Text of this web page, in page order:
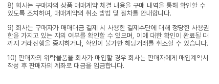
8) 회사는 구매자의 상품 매매계약 체결 내용을 구매 내역을 통해 확인할 수
있도록 조치하며, 매매계약의 취소 방법 및 절차를 안내합니다.
9) 회사는 구매자가 매매대금 결제 시 사용한 결제수단에 대해 정당한 사용권
한을 가지고 있는 지의 여부를 확인할 수 있으며, 이에 대한 확인이 완료될 때
까지 거래진행을 중지하거나, 확인이 불가한 해당거래를 취소할 수 있습니다.
10) 판매자의 위탁물품을 회사가 매입할 경우 회사는 판매자에게 매입계약서
작성 후 판매자의 계좌로 대금을 입금합니다.